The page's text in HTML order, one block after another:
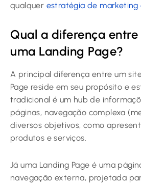
qualquer estratégia de marketing
Qual a diferença entre
uma Landing Page?
A principal diferença entre um
Page reside em seu propósito e
tradicional é um hub de
páginas, navegação complexa
diversos objetivos, como
produtos e serviços.
Já uma Landing Page é uma
navegação externa, projetada